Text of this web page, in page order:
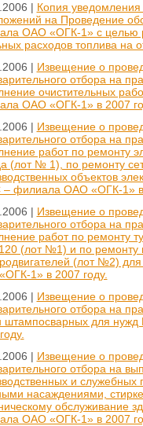
| Копия уведомления
на Проведение
ОАО «ОГК-1» с целью
расходов топлива на
| Извещение о
отбора на
очистительных
ОАО «ОГК-1» в 2007
| Извещение о
отбора на
работ по ремонту
(лот № 1), по ремонту
объектов
филиала ОАО «ОГК-1» в
| Извещение о
отбора на
работ по ремонту
(лот №1) и по ремонту
(лот №2)
1» в 2007 году.
| Извещение о
отбора на
штампосварных для
| Извещение о
отбора на
и
насаждениями,
обслуживание
ОАО «ОГК-1» в 2007